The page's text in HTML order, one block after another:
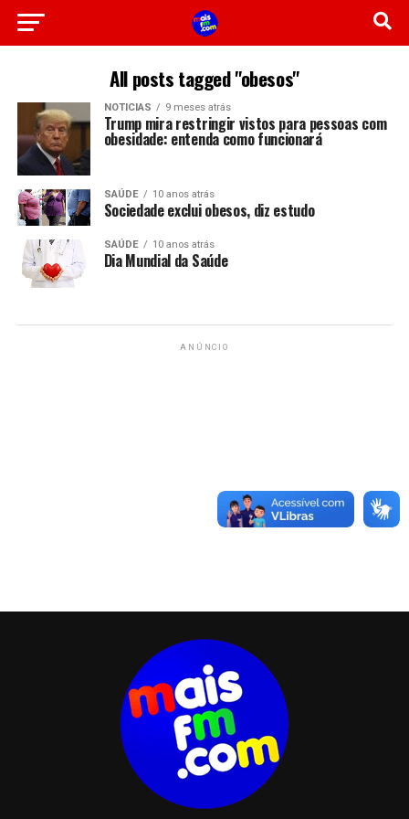
All posts tagged "obesos"
NOTICIAS 9 meses atrás
Trump mira restringir vistos para pessoas com
obesidade: entenda como funcionará
SAÚDE 10 anos atrás
Sociedade exclui obesos, diz estudo
SAÚDE 10 anos atrás
Dia Mundial da Saúde
ANÚNCIO